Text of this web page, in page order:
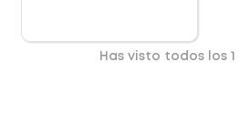
Has visto todos los